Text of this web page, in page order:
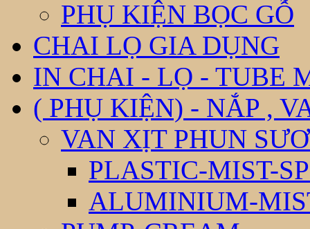
PHỤ KIỆN BỌC GỖ
CHAI LỌ GIA DỤNG
IN CHAI - LỌ - TUBE
( PHỤ KIỆN) - NẮP ,
VAN XỊT PHUN
PLASTIC-MIST-
ALUMINIUM-